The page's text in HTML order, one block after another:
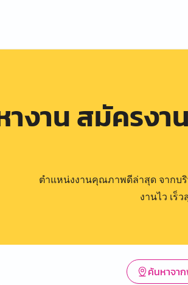
งาน สมัครงาน
ตำแหน่งงานคุณภาพดีล่าสุด จาก
งานไว เร็
ค้นหาจา